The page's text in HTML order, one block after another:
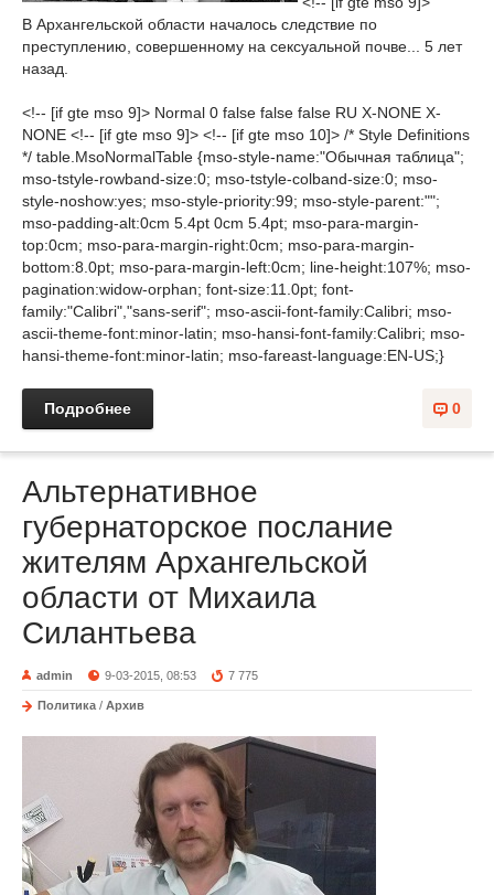
В Архангельской области началось следствие по
преступлению, совершенному на сексуальной почве... 5 лет
назад.
<!-- [if gte mso 9]> Normal 0 false false false RU X-NONE X-
NONE <!-- [if gte mso 9]> <!-- [if gte mso 10]> /* Style Definitions
*/ table.MsoNormalTable {mso-style-name:"Обычная таблица";
mso-tstyle-rowband-size:0; mso-tstyle-colband-size:0; mso-
style-noshow:yes; mso-style-priority:99; mso-style-parent:"";
mso-padding-alt:0cm 5.4pt 0cm 5.4pt; mso-para-margin-
top:0cm; mso-para-margin-right:0cm; mso-para-margin-
bottom:8.0pt; mso-para-margin-left:0cm; line-height:107%; mso-
pagination:widow-orphan; font-size:11.0pt; font-
family:"Calibri","sans-serif"; mso-ascii-font-family:Calibri; mso-
ascii-theme-font:minor-latin; mso-hansi-font-family:Calibri; mso-
hansi-theme-font:minor-latin; mso-fareast-language:EN-US;}
0
Подробнее
Альтернативное
губернаторское послание
жителям Архангельской
области от Михаила
Силантьева
admin 9-03-2015, 08:53 7 775
Политика / Архив